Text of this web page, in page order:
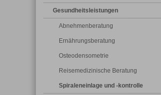
Gesundheitsleistungen
Abnehmenberatung
Ernährungsberatung
Osteodensometrie
Reisemedizinische Beratung
Spiraleneinlage und -kontrolle